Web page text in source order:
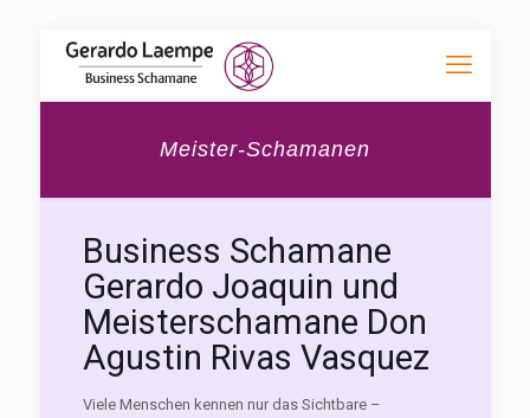
Meister-Schamanen
Business Schamane
Gerardo Joaquin und
Meisterschamane Don
Agustin Rivas Vasquez
Viele Menschen kennen nur das Sichtbare –